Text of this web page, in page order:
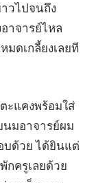
วไปจนถึง
าจารย์ไหล
มดเกลี้ยงเลยที
ะแคงพร้อมใส่
นมอาจารย์ผม
บด้วย ได้ยินแต่
กครูเลยด้วย